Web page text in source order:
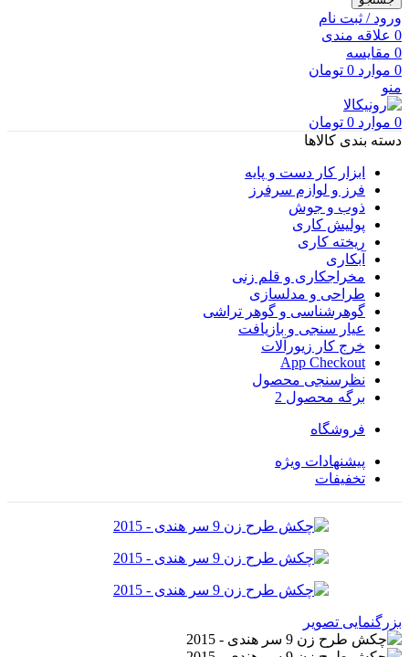
ورود / ثبت نام
0 علاقه مندی
0 مقایسه
0 موارد 0 تومان
منو
0 موارد 0 تومان
دسته بندی کالاها
ابزار کار دست و پایه
فرز و لوازم سرفرز
ذوب و جوش
پولیش کاری
ریخته کاری
آبکاری
مخراجکاری و قلم زنی
طراحی و مدلسازی
گوهرشناسی و گوهر تراشی
عیار سنجی و بازیافت
خرج کار زیورآلات
App Checkout
نظرسنجی محصول
برگه محصول 2
فروشگاه
پیشنهادات ویژه
تخفیفات
بزرگنمایی تصویر